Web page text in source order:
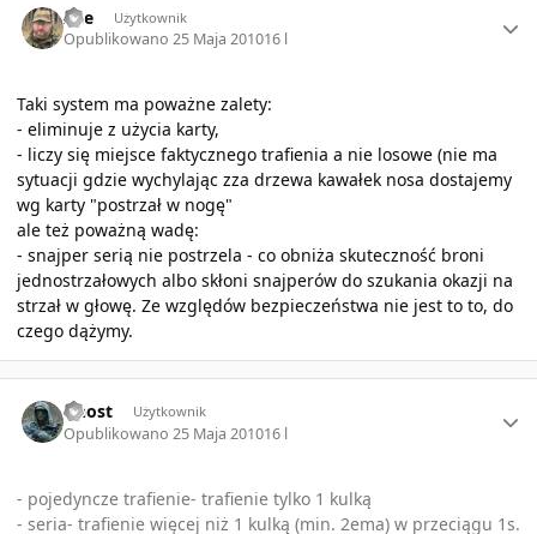
Ace Użytkownik
Opublikowano25 Maja 201016 l
Taki system ma poważne zalety:
- eliminuje z użycia karty,
- liczy się miejsce faktycznego trafienia a nie losowe (nie ma
sytuacji gdzie wychylając zza drzewa kawałek nosa dostajemy
wg karty "postrzał w nogę"
ale też poważną wadę:
- snajper serią nie postrzela - co obniża skuteczność broni
jednostrzałowych albo skłoni snajperów do szukania okazji na
strzał w głowę. Ze względów bezpieczeństwa nie jest to to, do
czego dążymy.
Ghost Użytkownik
Opublikowano25 Maja 201016 l
- pojedyncze trafienie- trafienie tylko 1 kulką
- seria- trafienie więcej niż 1 kulką (min. 2ema) w przeciągu 1s.